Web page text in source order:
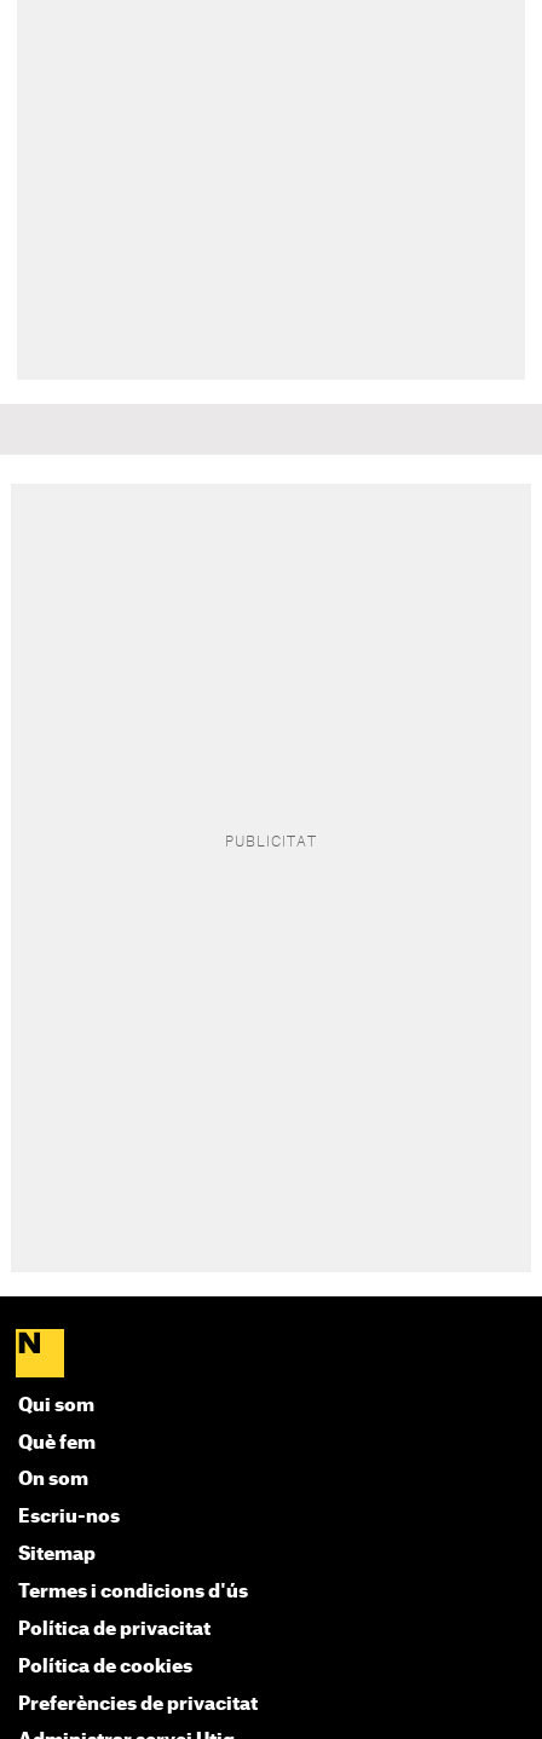
Qui som
Què fem
On som
Escriu-nos
Sitemap
Termes i condicions d'ús
Política de privacitat
Política de cookies
Preferències de privacitat